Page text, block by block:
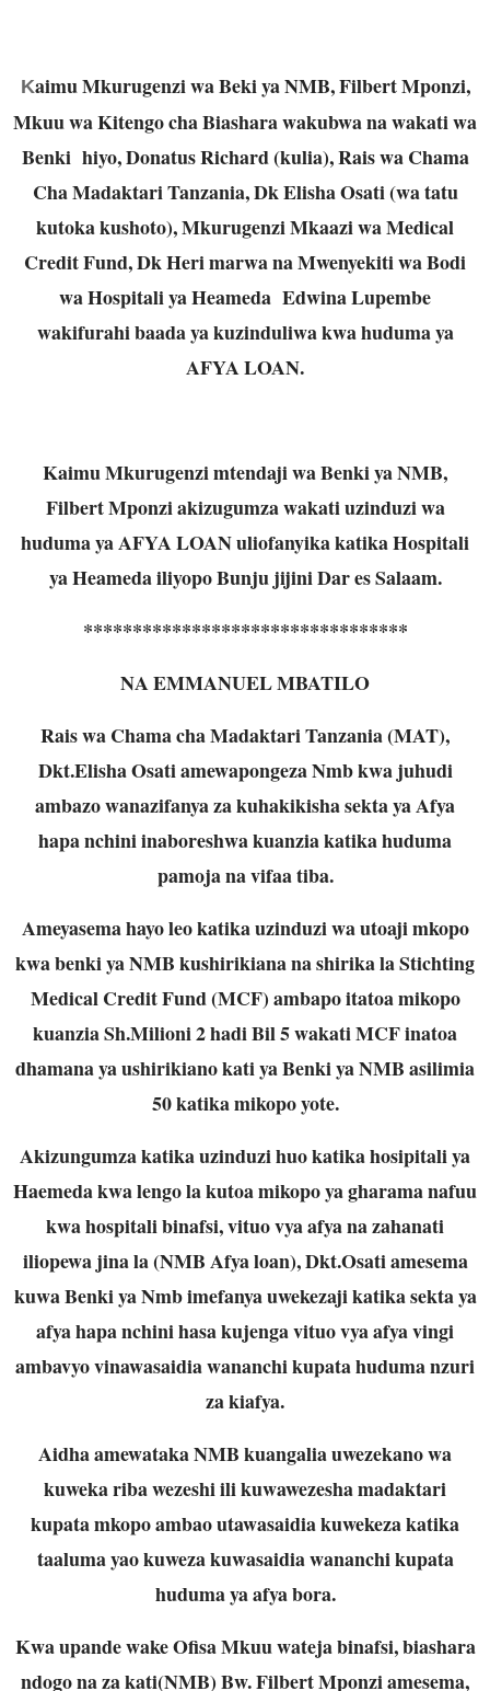
Kaimu Mkurugenzi wa Beki ya NMB, Filbert Mponzi,
Mkuu wa Kitengo cha Biashara wakubwa na wakati wa
Benki hiyo, Donatus Richard (kulia), Rais wa Chama
Cha Madaktari Tanzania, Dk Elisha Osati (wa tatu
kutoka kushoto), Mkurugenzi Mkaazi wa Medical
Credit Fund, Dk Heri marwa na Mwenyekiti wa Bodi
wa Hospitali ya Heameda Edwina Lupembe
wakifurahi baada ya kuzinduliwa kwa huduma ya
AFYA LOAN.
Kaimu Mkurugenzi mtendaji wa Benki ya NMB,
Filbert Mponzi akizugumza wakati uzinduzi wa
huduma ya AFYA LOAN uliofanyika katika Hospitali
ya Heameda iliyopo Bunju jijini Dar es Salaam.
*********************************
NA EMMANUEL MBATILO
Rais wa Chama cha Madaktari Tanzania (MAT),
Dkt.Elisha Osati amewapongeza Nmb kwa juhudi
ambazo wanazifanya za kuhakikisha sekta ya Afya
hapa nchini inaboreshwa kuanzia katika huduma
pamoja na vifaa tiba.
Ameyasema hayo leo katika uzinduzi wa utoaji mkopo
kwa benki ya NMB kushirikiana na shirika la Stichting
Medical Credit Fund (MCF) ambapo itatoa mikopo
kuanzia Sh.Milioni 2 hadi Bil 5 wakati MCF inatoa
dhamana ya ushirikiano kati ya Benki ya NMB asilimia
50 katika mikopo yote.
Akizungumza katika uzinduzi huo katika hosipitali ya
Haemeda kwa lengo la kutoa mikopo ya gharama nafuu
kwa hospitali binafsi, vituo vya afya na zahanati
iliopewa jina la (NMB Afya loan), Dkt.Osati amesema
kuwa Benki ya Nmb imefanya uwekezaji katika sekta ya
afya hapa nchini hasa kujenga vituo vya afya vingi
ambavyo vinawasaidia wananchi kupata huduma nzuri
za kiafya.
Aidha amewataka NMB kuangalia uwezekano wa
kuweka riba wezeshi ili kuwawezesha madaktari
kupata mkopo ambao utawasaidia kuwekeza katika
taaluma yao kuweza kuwasaidia wananchi kupata
huduma ya afya bora.
Kwa upande wake Ofisa Mkuu wateja binafsi, biashara
ndogo na za kati(NMB) Bw. Filbert Mponzi amesema,